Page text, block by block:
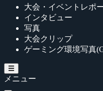
大会・イベントレポ
インタビュー
写真
大会クリップ
ゲーミング環境写真
メニュー